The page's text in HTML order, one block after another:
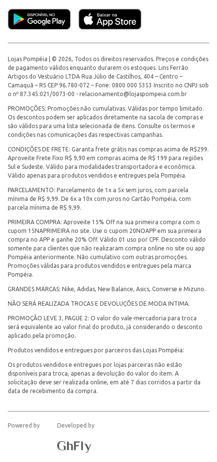
Lojas Pompéia | © 2026, Todos os direitos reservados. Preços e condições
de pagamento válidos enquanto durarem os estoques. Lins Ferrão
Artigos do Vestuário LTDA Rua Júlio de Castilhos, 404 – Centro –
Camaquã – RS CEP 96.780-072 – Fone: 0800 000 5353 Inscrito no CNPJ sob
o nº 87.345.021/0073-00 - relacionamento@lojaspompeia.com.br
PROMOÇÕES: Promoções não cumulativas. Válidas por tempo limitado.
Os descontos podem ser aplicados diretamente na sacola de compras e
são válidos para uma lista selecionada de itens. Consulte os termos e
condições nas comunicações das respectivas campanhas.
CONDIÇÕES DE FRETE: Garanta frete grátis nas compras acima de R$299.
Aproveite Frete Fixo R$ 9,90 em compras acima de R$ 199 para regiões
Sul e Sudeste. Válido para modalidades transportadora e econômica.
Válido apenas para produtos vendidos e entregues pela Pompéia.
PARCELAMENTO: Parcelamento de 1x a 5x sem juros, com parcela
mínima de R$ 9,99. De 6x a 10x com juros no Cartão Pompéia, com
parcela mínima de R$ 9,99.
PRIMEIRA COMPRA: Aproveite 15% Off na sua primeira compra com o
cupom 15NAPRIMEIRA no site. Use o cupom 20NOAPP em sua primeira
compra no APP e ganhe 20% Off. Válido 01 uso por CPF. Desconto válido
somente para clientes que não realizaram compra online no site ou app
Pompéia anteriormente. Não cumulativo com outras promoções.
Promoções válidas para produtos vendidos e entregues pela marca
Pompéia.
GRANDES MARCAS: Nike, Adidas, New Balance, Asics, Converse e Mizuno.
NÃO SERÁ REALIZADA TROCAS E DEVOLUÇÕES DE MODA INTIMA.
PROMOÇÃO LEVE 3, PAGUE 2: O valor do vale-mercadoria para troca
será equivalente ao valor final do produto, já considerando o desconto
aplicado pela promoção.
Produtos vendidos e entregues por parceiros das Lojas Pompéia:
Os produtos vendidos e entregues por lojas parceiras não estão
disponíveis para troca, apenas a devolução do valor do item. A
solicitação deve ser realizada online, em até 7 dias corridos a partir da
data de recebimento da compra.
Powered by Developed by